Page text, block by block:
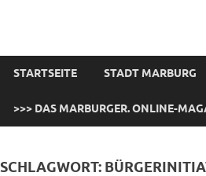
STARTSEITE STADT MARBURG
>>> DAS MARBURGER. ONLINE-
SCHLAGWORT: